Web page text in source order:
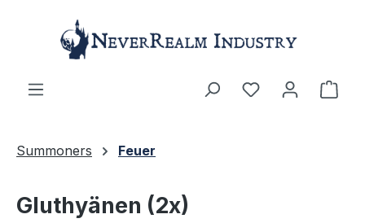
Zum Hauptinhalt springen
Summoners Feuer
Gluthyänen (2x)